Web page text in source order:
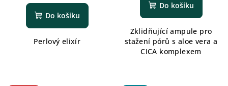
Do košíku
Perlový elixír
Do košíku
Zklidňující ampule pro
stažení pórů s aloe vera a
CICA komplexem